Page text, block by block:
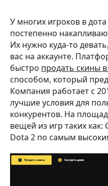
У многих игроков в
постепенно
Их нужно куда-то
вас на аккаунте.
быстро продать скины
способом, который
Компания работает с
лучшие условия для
конкурентов. На
вещей из игр таких как:
Dota 2 по самым